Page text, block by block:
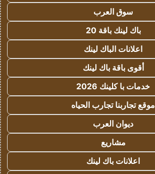
سوق العرب
باك لينك باقة 20
اعلانات الباك لينك
أقوى باقة باك لينك
خدمات با كلينك 2026
موقع تجاربنا تجارب الحياه
ديوان العرب
مشاريع
اعلانات باك لينك